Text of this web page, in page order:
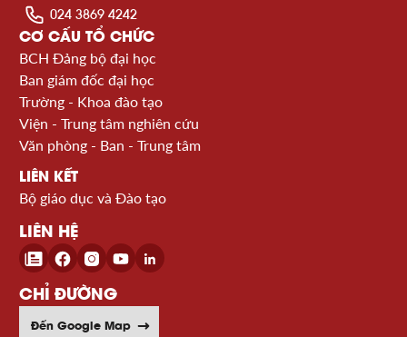
024 3869 4242
CƠ CẤU TỔ CHỨC
BCH Đảng bộ đại học
Ban giám đốc đại học
Trường - Khoa đào tạo
Viện - Trung tâm nghiên cứu
Văn phòng - Ban - Trung tâm
LIÊN KẾT
Bộ giáo dục và Đào tạo
LIÊN HỆ
CHỈ ĐƯỜNG
Đến Google Map